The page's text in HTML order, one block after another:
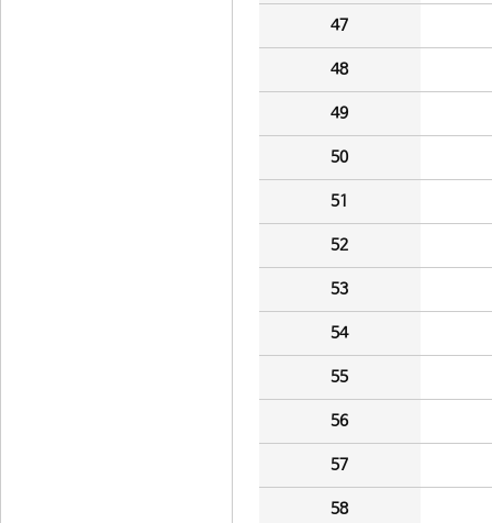
47
48
49
50
51
52
53
54
55
56
57
58